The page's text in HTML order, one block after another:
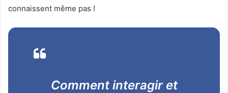
connaissent même pas !
Comment interagir et